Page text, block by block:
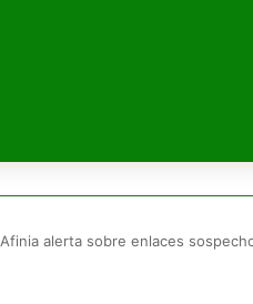
Afinia alerta sobre enlaces